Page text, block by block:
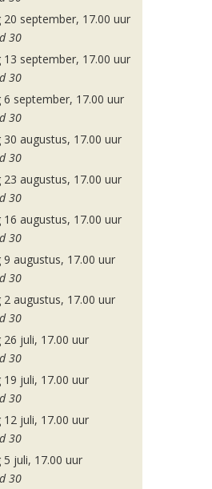
20 september, 17.00 uur
30
13 september, 17.00 uur
30
6 september, 17.00 uur
30
30 augustus, 17.00 uur
30
23 augustus, 17.00 uur
30
16 augustus, 17.00 uur
30
9 augustus, 17.00 uur
30
2 augustus, 17.00 uur
30
26 juli, 17.00 uur
30
19 juli, 17.00 uur
30
12 juli, 17.00 uur
30
5 juli, 17.00 uur
30